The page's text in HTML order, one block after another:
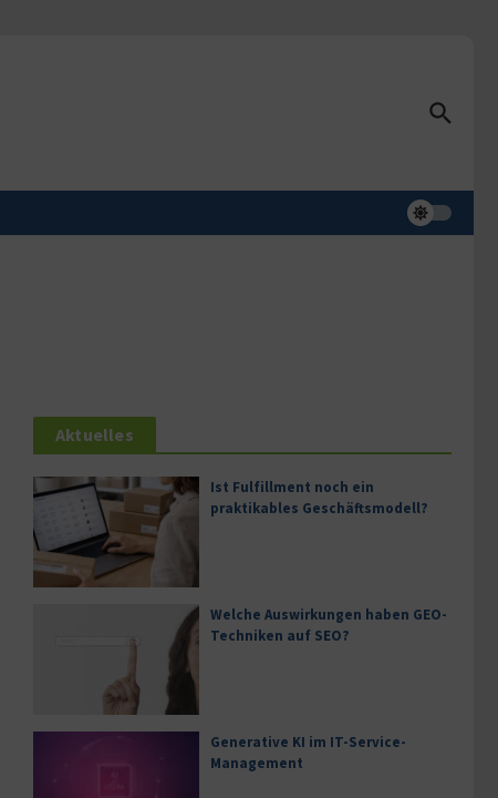
Aktuelles
Ist Fulfillment noch ein
praktikables Geschäftsmodell?
Welche Auswirkungen haben GEO-
Techniken auf SEO?
Generative KI im IT-Service-
Management